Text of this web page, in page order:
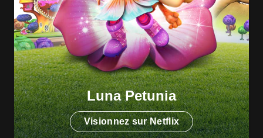
Luna Petunia
Visionnez sur Netflix